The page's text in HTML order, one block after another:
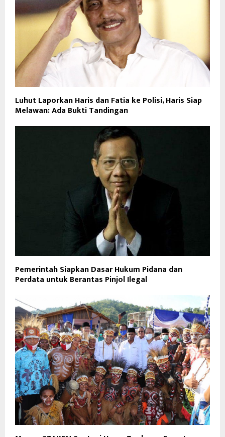
Luhut Laporkan Haris dan Fatia ke Polisi, Haris Siap
Melawan: Ada Bukti Tandingan
Pemerintah Siapkan Dasar Hukum Pidana dan
Perdata untuk Berantas Pinjol Ilegal